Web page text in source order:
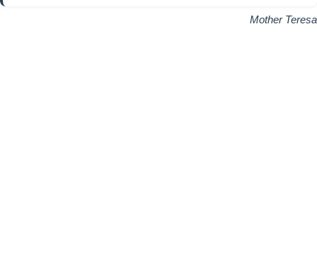
Mother Teresa